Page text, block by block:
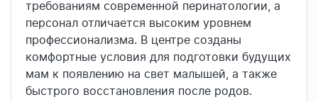
требованиям современной перинатологии, а
персонал отличается высоким уровнем
профессионализма. В центре созданы
комфортные условия для подготовки будущих
мам к появлению на свет малышей, а также
быстрого восстановления после родов.